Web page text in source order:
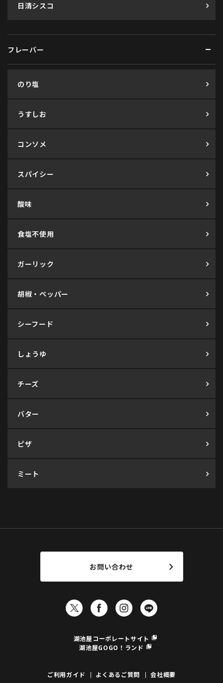
日清シスコ
フレーバー
のり塩
うすしお
コンソメ
スパイシー
酸味
食塩不使用
ガーリック
胡椒・ペッパー
シーフード
しょうゆ
チーズ
バター
ピザ
ミート
お問い合わせ
湖池屋コーポレートサイト
湖池屋GOGO！ランド
ご利用ガイド よくあるご質問 会社概要